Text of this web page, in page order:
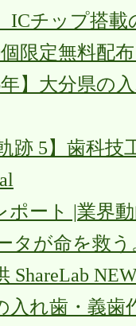
ICチップ搭
限定無料配
年】大分県
跡 5】歯科
ート |業界動
タが命を救
ShareLab
入れ歯・義